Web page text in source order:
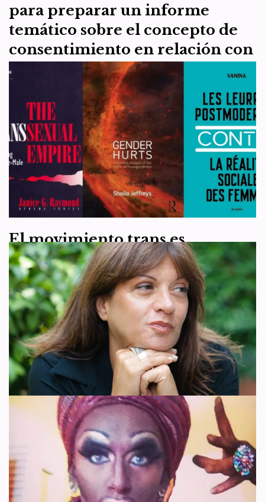
para preparar un informe
temático sobre el concepto de
consentimiento en relación con
la violencia contra las mujeres y
WDI España 30 de marzo de 2025 Artículo 8 Recursos
Este será presentado al Consejo de Derechos Humanos de la ONU
en su sesión 59ª (enero de 2025). WDI España es el capítulo español
de…Leer más »
El movimiento trans es
reaccionario: las feministas
llevan más de 40 años
denunciándolo – Traducción
por WDI España 23 de marzo de 2025 Artículo 4 Recursos
Por su interés, traducimos este artículo de Nicolas Casaux,
publicado el 4 de diciembre de 2024 en Le Partage. Le Partage es un
medio digital…
Acoso a la periodista Marina
Terragni
por WDI España
18 de enero de 2025
Actualidad
Artículo 4, Artículo 6,Artículo 9